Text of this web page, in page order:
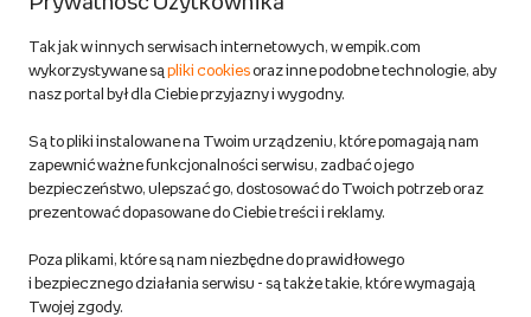
Zwroty
Reklamacje
Regulamin empik.com
Pozostałe Regulaminy Empiku
Polityka prywatności empik.com
Do 100 zł na pierwsze zakupy w aplikacji. Pobierz i
korzystaj z kodów zniżkowych.Dowiedz się więcej
Tak jak w innych serwisach internetowych, w empik.com
wykorzystywane sąpliki cookiesoraz inne podobne technologie, aby
nasz portal był dla Ciebie przyjazny i wygodny.
Są to pliki instalowane na Twoim urządzeniu, które pomagają nam
zapewnić ważne funkcjonalności serwisu, zadbać o jego
bezpieczeństwo, ulepszać go, dostosować do Twoich potrzeb oraz
prezentować dopasowane do Ciebie treści i reklamy.
Poza plikami, które są nam niezbędne do prawidłowego
i bezpiecznego działania serwisu - są także takie, które wymagają
Twojej zgody.